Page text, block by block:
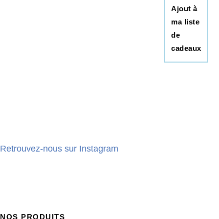
Ajout à
ma liste
de
cadeaux
Retrouvez-nous sur Instagram
NOS PRODUITS